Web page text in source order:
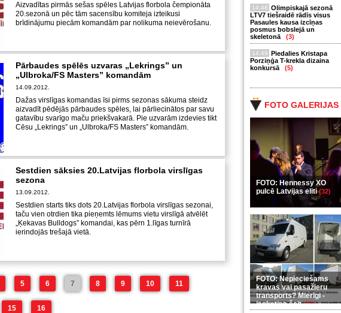
14:48 Olimpiskajā sezonā
LTV7 tiešraidē rādīs visus
Pasaules kausa izcīņas
posmus bobslejā un
skeletonā
(3)
14:49 Piedalies Kristapa
Porziņģa T-krekla dizaina
konkursā
(5)
FOTO GALERIJAS
FOTO: Hennessy XO
pulcē Latvijas eliti(32)
FOTO: Nepieciešams
kravas vai pasažieru
transports? Mierīgi -
ieskaties šeit(35)
Aizvadītas pirmās sešas spēles Latvijas florbola čempionāta
20.sezonā un pēc tām sacensību komiteja izteikusi
brīdinājumu piecām komandām par nolikuma neievērošanu.
Pārbaudes spēlēs uzvaras „Lekrings” un
„Ulbroka/FS Masters” komandām
14.09.2012.
Dažas virslīgas komandas īsi pirms sezonas sākuma steidz
aizvadīt pēdējās pārbaudes spēles, lai pārliecinātos par savu
gatavību svarīgo maču priekšvakarā. Pie uzvarām izdevies tikt
Cēsu „Lekrings” un „Ulbroka/FS Masters” komandām.
Sestdien sāksies 20.Latvijas florbola virslīgas
sezona
13.09.2012.
Sestdien starts tiks dots 20.Latvijas florbola virslīgas sezonai,
taču vien otrdien tika pieņemts lēmums vietu virslīgā atvēlēt
„Ķekavas Bulldogs” komandai, kas pērn 1.līgas turnīrā
ierindojās trešajā vietā.
5 6 7 8 9 10 11
15 16